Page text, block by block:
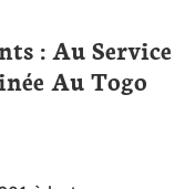
: Au Service
Au Togo